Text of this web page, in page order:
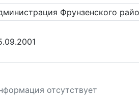
Фрунзенского
отсутствует